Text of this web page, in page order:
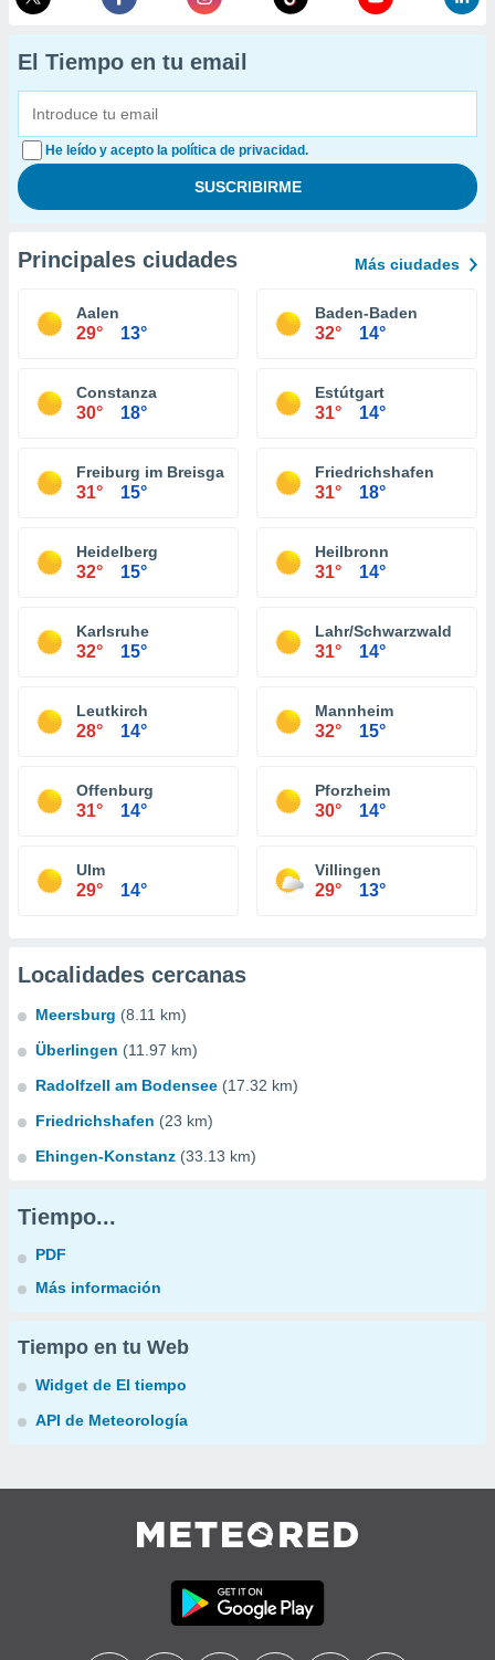
El Tiempo en tu email
He leído y acepto la política de privacidad.
Principales ciudades Más ciudades
Aalen
29° 13°
Baden-Baden
32° 14°
Constanza
30° 18°
Estútgart
31° 14°
Freiburg im Breisgau
31° 15°
Friedrichshafen
31° 18°
Heidelberg
32° 15°
Heilbronn
31° 14°
Karlsruhe
32° 15°
Lahr/Schwarzwald
31° 14°
Leutkirch
28° 14°
Mannheim
32° 15°
Offenburg
31° 14°
Pforzheim
30° 14°
Ulm
29° 14°
Villingen
29° 13°
Localidades cercanas
Meersburg (8.11 km)
Überlingen (11.97 km)
Radolfzell am Bodensee (17.32 km)
Friedrichshafen (23 km)
Ehingen-Konstanz (33.13 km)
Tiempo...
PDF
Más información
Tiempo en tu Web
Widget de El tiempo
API de Meteorología